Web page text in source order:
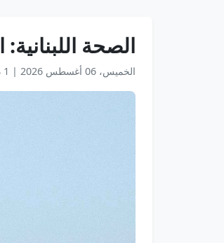
الصحة اللبنانية:
الخميس، 06 أغسطس 2026 | 1 دقيقة قراءة